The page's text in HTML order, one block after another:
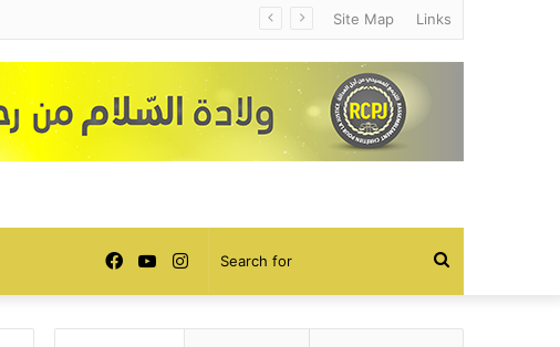
Site Map Links
Search
for
Instagram
YouTube
Facebook